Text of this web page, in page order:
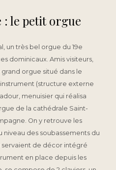
le petit orgue
un très bel orgue du 19e
dominicaux. Amis visiteurs,
orgue situé dans le
(structure externe
menuisier qui réalisa
de la cathédrale Saint-
On y retrouve les
niveau des soubassements du
de décor intégré
en place depuis les